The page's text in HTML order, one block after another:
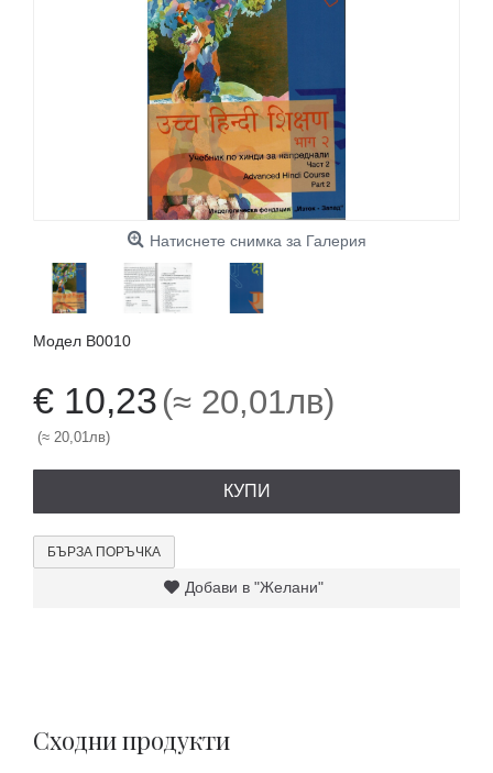
Натиснете снимка за Галерия
Модел B0010
€ 10,23 (≈ 20,01лв)
(≈ 20,01лв)
КУПИ
БЪРЗА ПОРЪЧКА
Добави в "Желани"
Сходни продукти